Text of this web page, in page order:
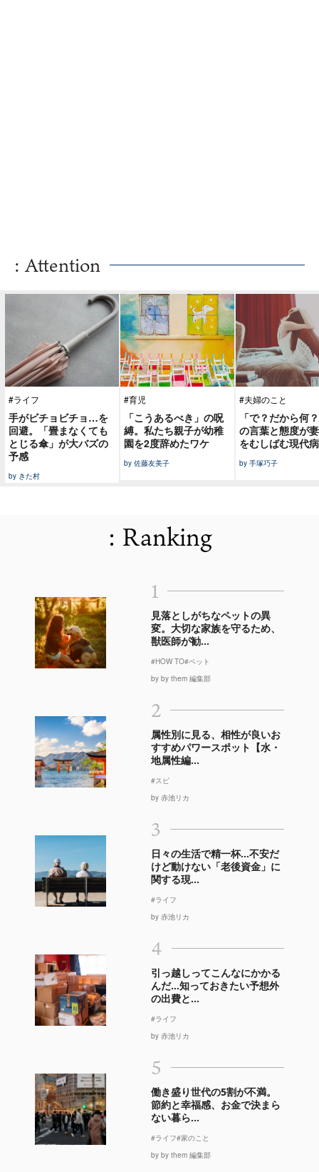
: Attention
#ライフ
手がビチョビチョ…を
回避。「畳まなくても
とじる傘」が大バズの
予感
by きた村
#育児
「こうあるべき」の呪
縛。私たち親子が幼稚
園を2度辞めたワケ
by 佐藤友美子
#夫婦のこと
「で？だから何
の言葉と態度が
をむしばむ現代病
by 手塚巧子
: Ranking
1
見落としがちなペットの異
変。大切な家族を守るため、
獣医師が勧...
#HOW TO#ペット
by by them 編集部
2
属性別に見る、相性が良いお
すすめパワースポット【水・
地属性編...
#スピ
by 赤池リカ
3
日々の生活で精一杯…不安だ
けど動けない「老後資金」に
関する現...
#ライフ
by 赤池リカ
4
引っ越しってこんなにかかる
んだ…知っておきたい予想外
の出費と...
#ライフ
by 赤池リカ
5
働き盛り世代の5割が不満。
節約と幸福感、お金で決まら
ない暮ら...
#ライフ#家のこと
by by them 編集部